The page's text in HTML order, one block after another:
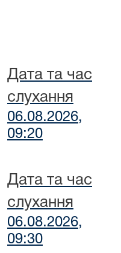
Дата та час
слухання
06.08.2026,
09:20
Дата та час
слухання
06.08.2026,
09:30